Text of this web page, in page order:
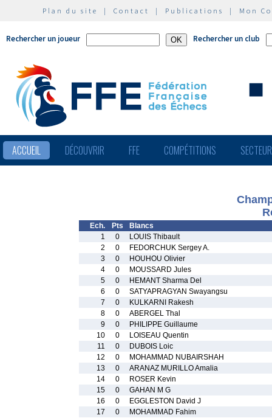
Plan du site | Contact | Publications | Mon
Rechercher un joueur Rechercher un club
ACCUEIL DÉCOUVRIR FFE COMPÉTITIONS
Ech. Pts
Blancs
1
0
LOUIS Thibault
2
0
FEDORCHUK Sergey A.
3
0
HOUHOU Olivier
4
0
MOUSSARD Jules
5
0
HEMANT Sharma Del
6
0
SATYAPRAGYAN Swayangsu
7
0
KULKARNI Rakesh
8
0
ABERGEL Thal
9
0
PHILIPPE Guillaume
10
0
LOISEAU Quentin
11
0
DUBOIS Loic
12
0
MOHAMMAD NUBAIRSHAH
13
0
ARANAZ MURILLO Amalia
14
0
ROSER Kevin
15
0
GAHAN M G
16
0
EGGLESTON David J
17
0
MOHAMMAD Fahim